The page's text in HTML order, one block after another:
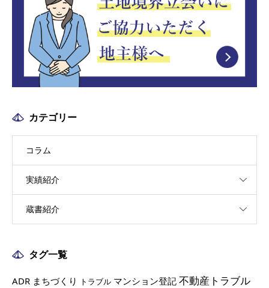
カテゴリー
コラム
実績紹介
蔵書紹介
タグ一覧
ADR まちづくり トラブル マンション登記 不動産トラブル